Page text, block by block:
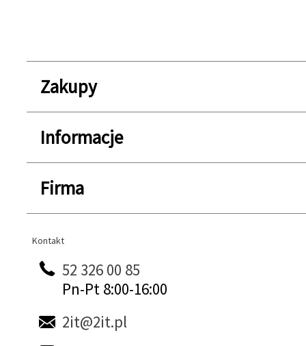
Zakupy
Informacje
Firma
Kontakt
Kontakt
52 326 00 85
Pn-Pt 8:00-16:00
2it@2it.pl